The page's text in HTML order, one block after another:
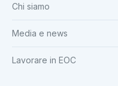
Chi siamo
Media e news
Lavorare in EOC